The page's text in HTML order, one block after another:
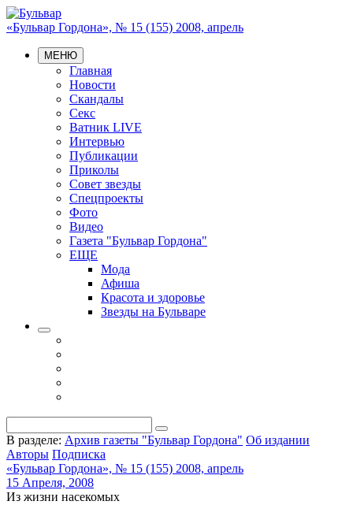
«Бульвар Гордона», № 15 (155) 2008, апрель
МЕНЮ
Главная
Новости
Скандалы
Секс
Ватник LIVE
Интервью
Публикации
Приколы
Совет звезды
Спецпроекты
Фото
Видео
Газета "Бульвар Гордона"
ЕЩЕ
Мода
Афиша
Красота и здоровье
Звезды на Бульваре
В разделе: Архив газеты "Бульвар Гордона" Об издании
Авторы Подписка
«Бульвар Гордона», № 15 (155) 2008, апрель
15 Апреля, 2008
Из жизни насекомых